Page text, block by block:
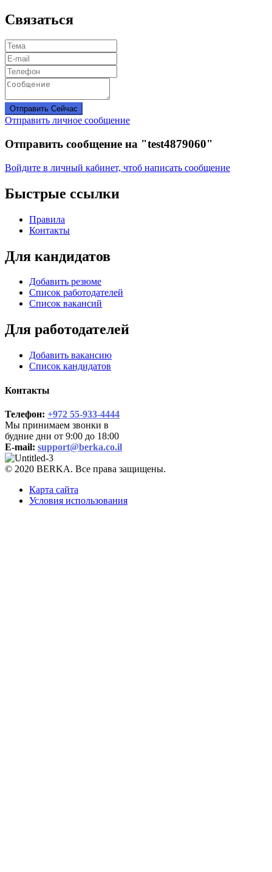
Связаться
Отправить Сейчас
Отправить личное сообщение
Отправить сообщение на "test4879060"
Войдите в личный кабинет, чтоб написать сообщение
Быстрые ссылки
Правила
Контакты
Для кандидатов
Добавить резюме
Список работодателей
Список вакансий
Для работодателей
Добавить вакансию
Список кандидатов
Контакты
Телефон: +972 55-933-4444
Мы принимаем звонки в
будние дни от 9:00 до 18:00
E-mail: support@berka.co.il
© 2020 BERKA. Все права защищены.
Карта сайта
Условия использования